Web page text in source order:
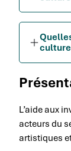
culture
L’aide aux
acteurs du
artistiques